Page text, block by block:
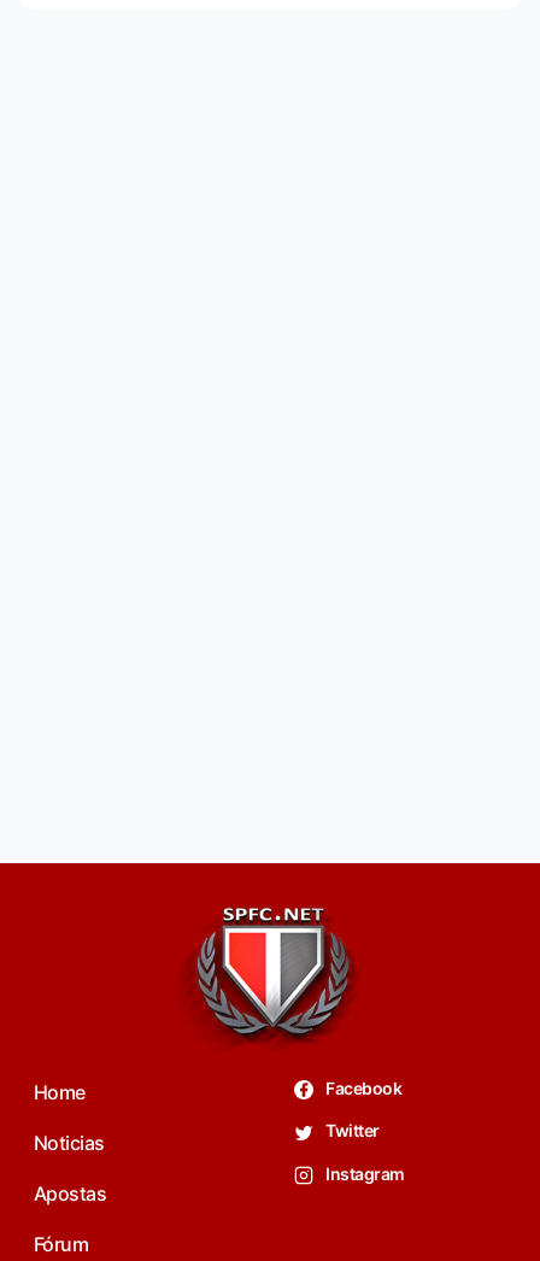
Home
Noticias
Apostas
Fórum
Facebook
Twitter
Instagram